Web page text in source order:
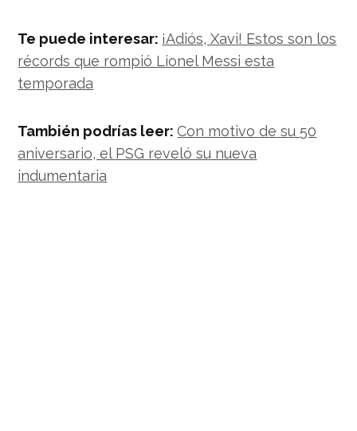
Te puede interesar: ¡Adiós, Xavi! Estos son los
récords que rompió Lionel Messi esta
temporada
También podrías leer:Con motivo de su 50
aniversario, el PSG reveló su nueva
indumentaria